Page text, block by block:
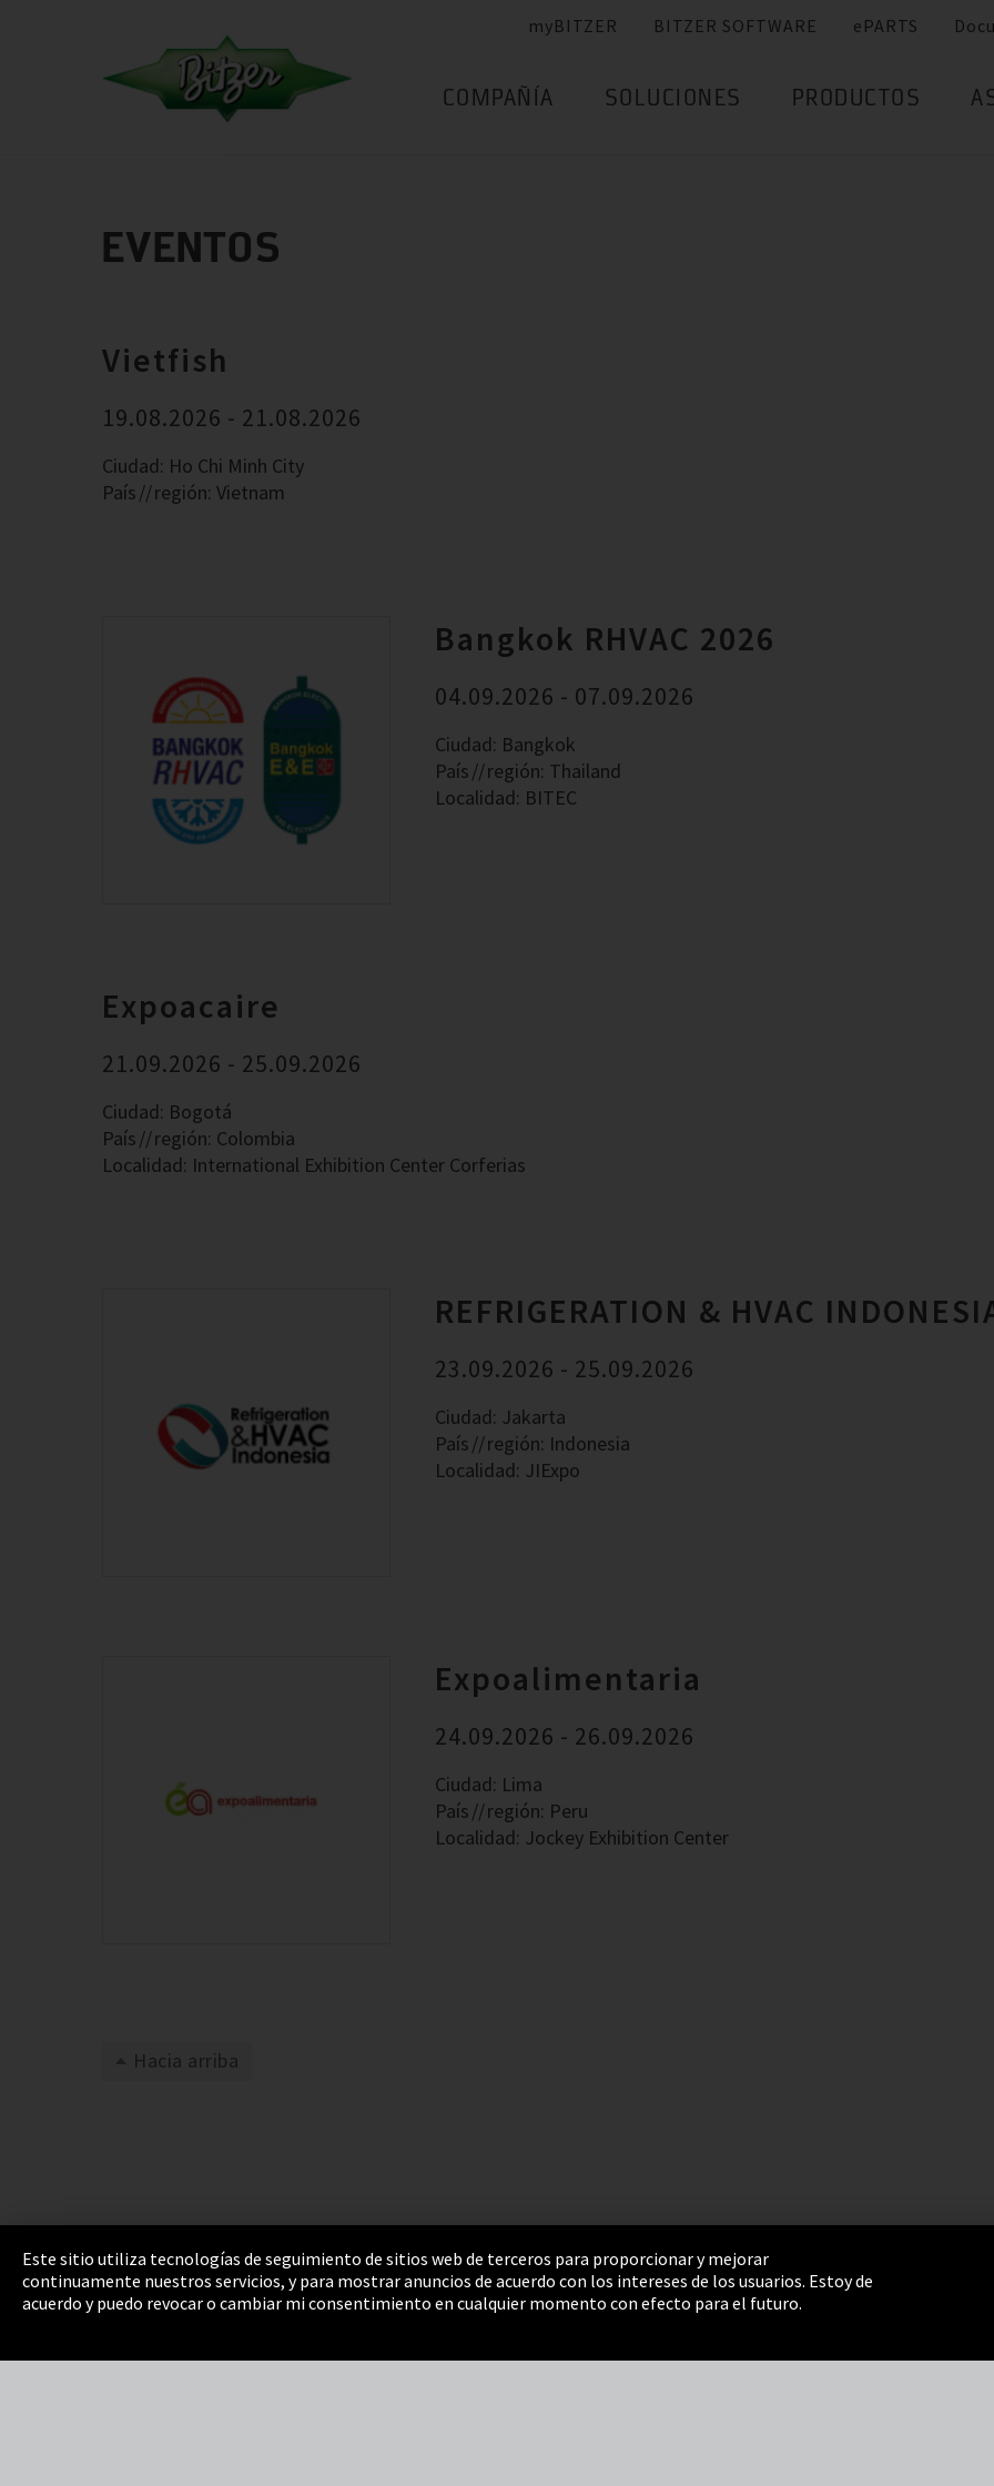
myBITZER BITZER SOFTWARE ePARTS
COMPAÑÍA SOLUCIONES PRODUCTOS
EVENTOS
Vietfish
19.08.2026 - 21.08.2026
Ciudad: Ho Chi Minh City
País
región: Vietnam
Bangkok RHVAC 2026
04.09.2026 - 07.09.2026
Ciudad: Bangkok
País
región: Thailand
Localidad: BITEC
Expoacaire
21.09.2026 - 25.09.2026
Ciudad: Bogotá
País
región: Colombia
Localidad: International Exhibition Center Corferias
REFRIGERATION & HVAC
23.09.2026 - 25.09.2026
Ciudad: Jakarta
País
región: Indonesia
Localidad: JIExpo
Expoalimentaria
24.09.2026 - 26.09.2026
Ciudad: Lima
País
región: Peru
Localidad: Jockey Exhibition Center
Hacia arriba
Pie de imprenta Política de privacidad Cookie Settings Términos y Condiciones
Este sitio utiliza tecnologías de seguimiento de sitios web de terceros para proporcionar y mejorar
continuamente nuestros servicios, y para mostrar anuncios de acuerdo con los intereses de los usuarios. Estoy de
acuerdo y puedo revocar o cambiar mi consentimiento en cualquier momento con efecto para el futuro.